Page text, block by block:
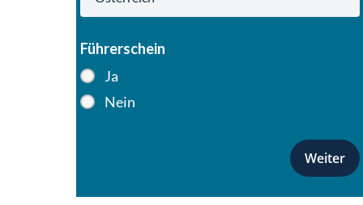
Führerschein
Ja
Nein